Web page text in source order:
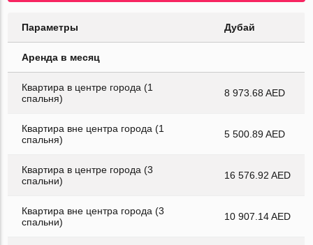
Параметры Дубай
Аренда в месяц
Квартира в центре города (1
спальня)
8 973.68 AED
Квартира вне центра города (1
спальня)
5 500.89 AED
Квартира в центре города (3
спальни)
16 576.92 AED
Квартира вне центра города (3
спальни)
10 907.14 AED